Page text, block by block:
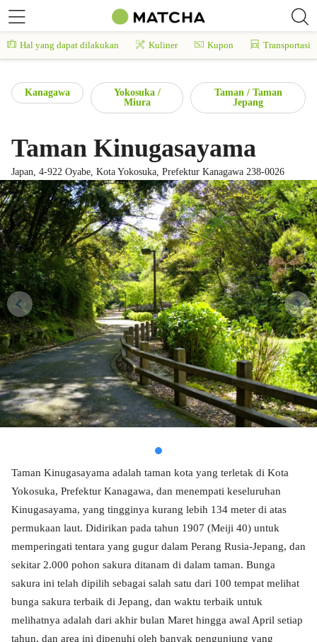
Hal yang dapat dilakukan Kuliner Kupon Transportasi
Kanagawa
Yokosuka /
Miura
Taman / Taman
Jepang
Taman Kinugasayama
Japan, 4-922 Oyabe, Kota Yokosuka, Prefektur Kanagawa 238-0026
Taman Kinugasayama adalah taman kota yang terletak di Kota
Yokosuka, Prefektur Kanagawa, dan menempati keseluruhan
Kinugasayama, yang tingginya kurang lebih 134 meter di atas
permukaan laut. Didirikan pada tahun 1907 (Meiji 40) untuk
memperingati tentara yang gugur dalam Perang Rusia-Jepang, dan
sekitar 2.000 pohon sakura ditanam di dalam taman. Bunga
sakura ini telah dipilih sebagai salah satu dari 100 tempat melihat
bunga sakura terbaik di Jepang, dan waktu terbaik untuk
melihatnya adalah dari akhir bulan Maret hingga awal April setiap
tahun, dan area ini dipenuhi oleh banyak pengunjung yang